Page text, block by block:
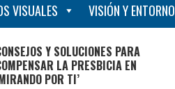
VISUALES VISIÓN Y ENTORNO
Y SOLUCIONES PARA
LA PRESBICIA EN
POR TI’